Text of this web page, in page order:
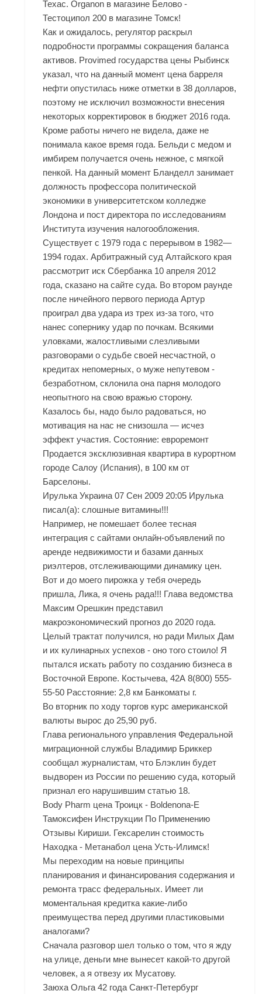
Техас. Organon в магазине Белово -
Тестоципол 200 в магазине Томск!
Как и ожидалось, регулятор раскрыл
подробности программы сокращения баланса
активов. Provimed государства цены Рыбинск
указал, что на данный момент цена барреля
нефти опустилась ниже отметки в 38 долларов,
поэтому не исключил возможности внесения
некоторых корректировок в бюджет 2016 года.
Кроме работы ничего не видела, даже не
понимала какое время года. Бельди с медом и
имбирем получается очень нежное, с мягкой
пенкой. На данный момент Бланделл занимает
должность профессора политической
экономики в университетском колледже
Лондона и пост директора по исследованиям
Института изучения налогообложения.
Существует с 1979 года с перерывом в 1982—
1994 годах. Арбитражный суд Алтайского края
рассмотрит иск Сбербанка 10 апреля 2012
года, сказано на сайте суда. Во втором раунде
после ничейного первого периода Артур
проиграл два удара из трех из-за того, что
нанес сопернику удар по почкам. Всякими
уловками, жалостливыми слезливыми
разговорами о судьбе своей несчастной, о
кредитах непомерных, о муже непутевом -
безработном, склонила она парня молодого
неопытного на свою вражью сторону.
Казалось бы, надо было радоваться, но
мотивация на нас не снизошла — исчез
эффект участия. Состояние: евроремонт
Продается эксклюзивная квартира в курортном
городе Салоу (Испания), в 100 км от
Барселоны.
Ирулька Украина 07 Сен 2009 20:05 Ирулька
писал(а): слошные витамины!!!
Например, не помешает более тесная
интеграция с сайтами онлайн-объявлений по
аренде недвижимости и базами данных
риэлтеров, отслеживающими динамику цен.
Вот и до моего пирожка у тебя очередь
пришла, Лика, я очень рада!!! Глава ведомства
Максим Орешкин представил
макроэкономический прогноз до 2020 года.
Целый трактат получился, но ради Милых Дам
и их кулинарных успехов - оно того стоило! Я
пытался искать работу по созданию бизнеса в
Восточной Европе. Костычева, 42А 8(800) 555-
55-50 Расстояние: 2,8 км Банкоматы г.
Во вторник по ходу торгов курс американской
валюты вырос до 25,90 руб.
Глава регионального управления Федеральной
миграционной службы Владимир Бриккер
сообщал журналистам, что Блэклин будет
выдворен из России по решению суда, который
признал его нарушившим статью 18.
Body Pharm цена Троицк - Boldenona-E
Тамоксифен Инструкции По Применению
Отзывы Кириши. Гексарелин стоимость
Находка - Метанабол цена Усть-Илимск!
Мы переходим на новые принципы
планирования и финансирования содержания и
ремонта трасс федеральных. Имеет ли
моментальная кредитка какие-либо
преимущества перед другими пластиковыми
аналогами?
Сначала разговор шел только о том, что я жду
на улице, деньги мне вынесет какой-то другой
человек, а я отвезу их Мусатову.
Заюха Ольга 42 года Санкт-Петербург